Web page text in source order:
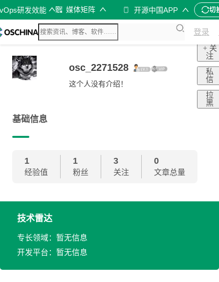
研发效能 媒体矩阵 开源中国APP 切
登录
osc_2271528
这个人没有介绍！
+ 关
注
私
信
拉
黑
基础信息
1
经验值
1
粉丝
3
关注
0
文章总量
技术雷达
专长领域：暂无信息
开发平台：暂无信息